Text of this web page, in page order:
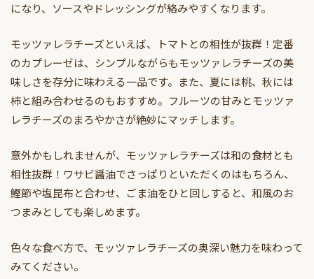
になり、ソースやドレッシングが絡みやすくなります。
モッツァレラチーズといえば、トマトとの相性が抜群！定番
のカプレーゼは、シンプルながらもモッツァレラチーズの美
味しさを存分に味わえる一品です。また、夏には桃、秋には
柿と組み合わせるのもおすすめ。フルーツの甘みとモッツァ
レラチーズのまろやかさが絶妙にマッチします。
意外かもしれませんが、モッツァレラチーズは和の食材とも
相性抜群！ワサビ醤油でさっぱりといただくのはもちろん、
鰹節や塩昆布と合わせ、ごま油をひと回しすると、和風のお
つまみとしても楽しめます。
色々な食べ方で、モッツァレラチーズの奥深い魅力を味わって
みてください。